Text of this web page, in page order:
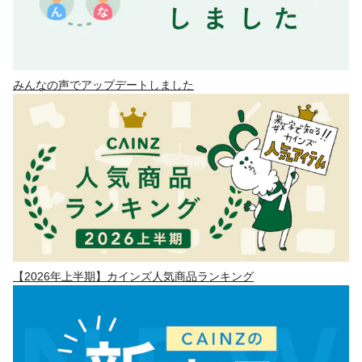
みんなの声でアップデートしました
【2026年上半期】カインズ人気商品ランキング